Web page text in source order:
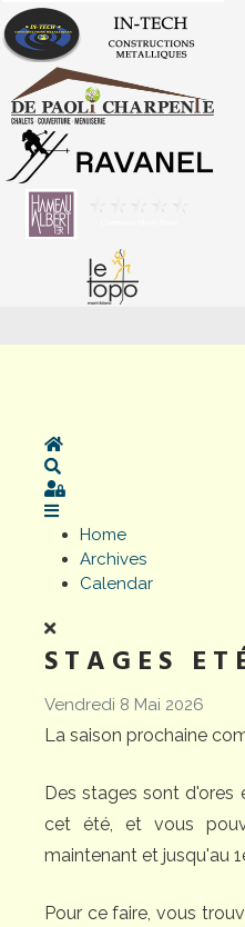
Home
Sign In
Home
Archives
Calendar
STAGES
Vendredi 8 Mai 2026
La saison prochaine
Des stages sont d'ores
cet été, et vous
maintenant et jusqu'au
Pour ce faire, vous